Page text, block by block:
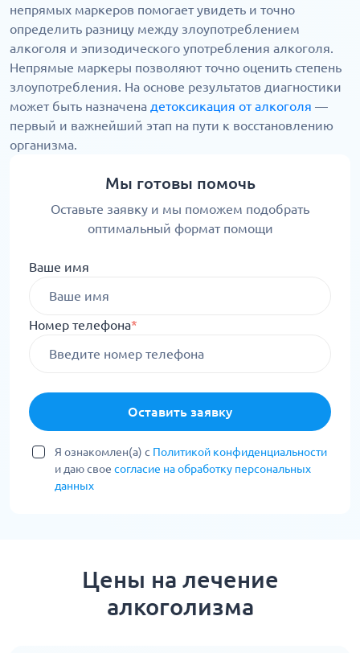
непрямых маркеров помогает увидеть и точно
определить разницу между злоупотреблением
алкоголя и эпизодического употребления алкоголя.
Непрямые маркеры позволяют точно оценить степень
злоупотребления. На основе результатов диагностики
может быть назначена детоксикация от алкоголя —
первый и важнейший этап на пути к восстановлению
организма.
Мы готовы помочь
Оставьте заявку и мы поможем подобрать
оптимальный формат помощи
Ваше имя
Номер телефона*
Оставить заявку
Я ознакомлен(а) с Политикой конфиденциальности
и даю свое согласие на обработку персональных
данных
Цены на лечение
алкоголизма